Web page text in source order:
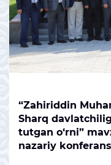
“Zahiriddin
Sharq
tutgan o‘rni”
nazariy